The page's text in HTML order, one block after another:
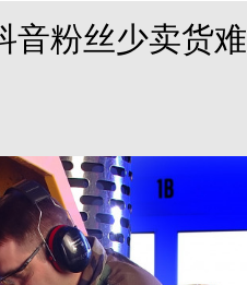
音粉丝少卖货难